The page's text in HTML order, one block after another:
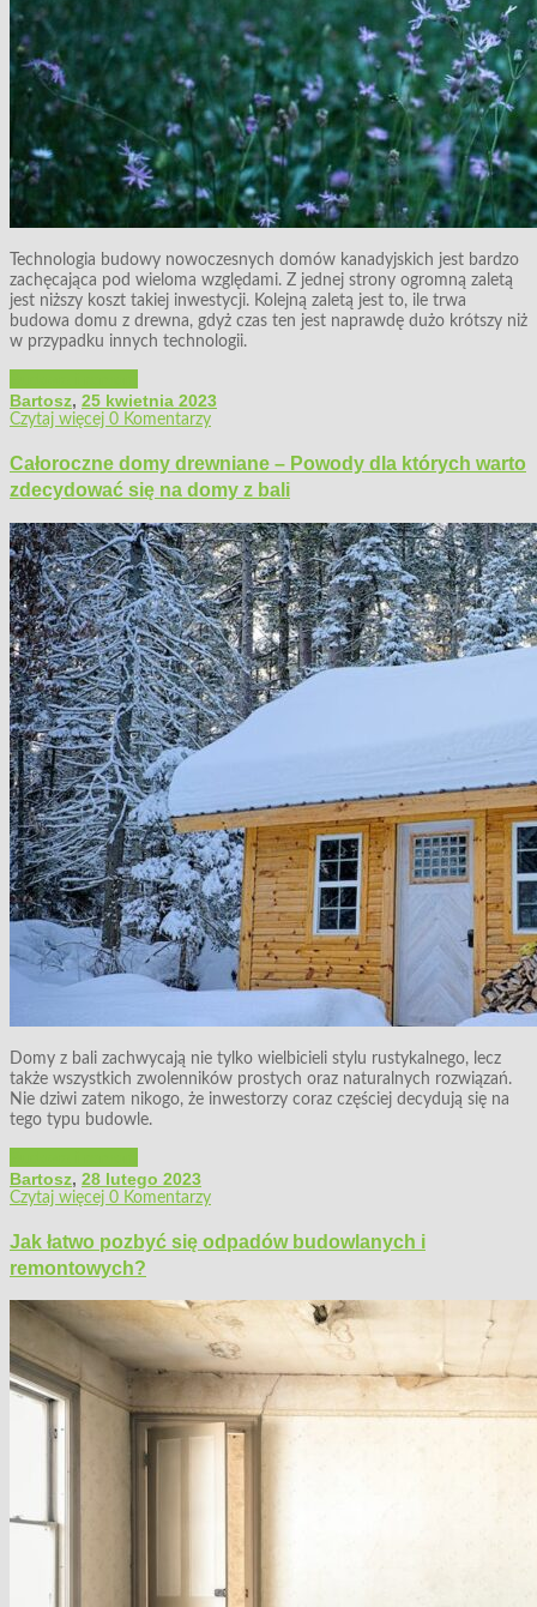
Technologia budowy nowoczesnych domów kanadyjskich jest bardzo
zachęcająca pod wieloma względami. Z jednej strony ogromną zaletą
jest niższy koszt takiej inwestycji. Kolejną zaletą jest to, ile trwa
budowa domu z drewna, gdyż czas ten jest naprawdę dużo krótszy niż
w przypadku innych technologii.
Bartosz, 25 kwietnia 2023
Czytaj więcej 0 Komentarzy
Całoroczne domy drewniane – Powody dla których warto
zdecydować się na domy z bali
Domy z bali zachwycają nie tylko wielbicieli stylu rustykalnego, lecz
także wszystkich zwolenników prostych oraz naturalnych rozwiązań.
Nie dziwi zatem nikogo, że inwestorzy coraz częściej decydują się na
tego typu budowle.
Bartosz, 28 lutego 2023
Czytaj więcej 0 Komentarzy
Jak łatwo pozbyć się odpadów budowlanych i
remontowych?